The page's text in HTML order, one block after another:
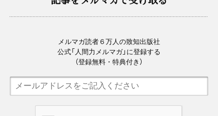
メルマガ読者６万人の致知出版社
公式「人間力メルマガ」に登録する
（登録無料・特典付き）